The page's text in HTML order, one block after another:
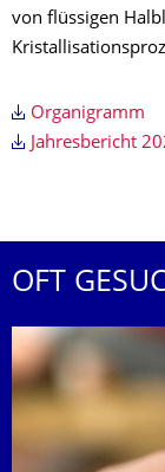
von flüssigen
Organigramm
Jahresbericht
OFT